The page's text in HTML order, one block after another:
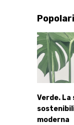
Popolari
Verde.
moderna